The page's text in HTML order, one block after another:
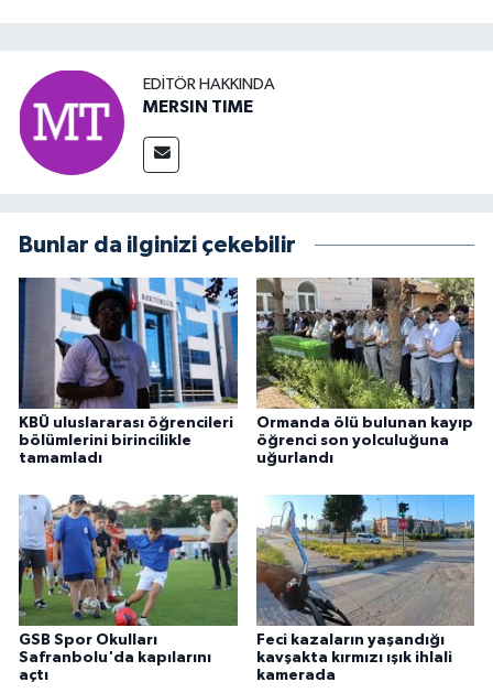
EDITÖR HAKKINDA
MERSIN TIME
Bunlar da ilginizi çekebilir
KBÜ uluslararası öğrencileri
bölümlerini birincilikle
tamamladı
Ormanda ölü bulunan kayıp
öğrenci son yolculuğuna
uğurlandı
GSB Spor Okulları
Safranbolu'da kapılarını
açtı
Feci kazaların yaşandığı
kavşakta kırmızı ışık ihlali
kamerada